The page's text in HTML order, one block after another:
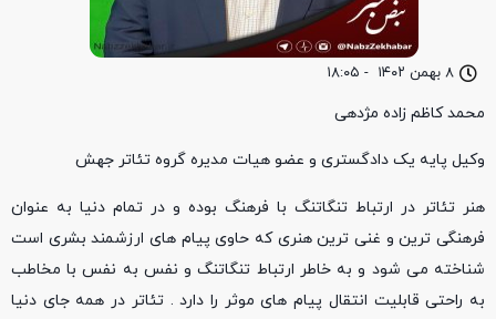
۸ بهمن ۱۴۰۲ - ۱۸:۰۵
محمد کاظم زاده مژدهی
وکیل پایه یک دادگستری و عضو هیات مدیره گروه تئاتر جهش
هنر تئاتر در ارتباط تنگاتنگ با فرهنگ بوده و در تمام دنیا به عنوان
فرهنگی ترین و غنی ترین هنری که حاوی پیام های ارزشمند بشری است
شناخته می شود و به خاطر ارتباط تنگاتنگ و نفس به نفس با مخاطب
به راحتی قابلیت انتقال پیام های موثر را دارد . تئاتر در همه جای دنیا